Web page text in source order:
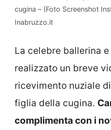
cugina – (Foto Screenshot
Inabruzzo.it
La celebre ballerina
realizzato un breve
ricevimento nuziale
figlia della cugina.
complimenta con i